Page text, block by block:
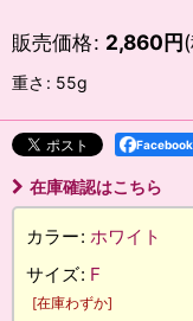
販売価格: 2,860円
重さ : 55g
在庫確認はこちら
カラー: ホワイト
サイズ: F
[在庫わずか]